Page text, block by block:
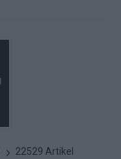
22529 Artikel